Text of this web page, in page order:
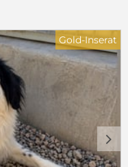
d
Gold-Inserat